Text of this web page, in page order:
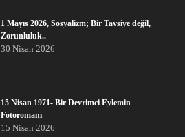
1 Mayıs 2026, Sosyalizm; Bir Tavsiye değil,
Zorunluluk..
30 Nisan 2026
15 Nisan 1971- Bir Devrimci Eylemin
Fotoromanı
15 Nisan 2026